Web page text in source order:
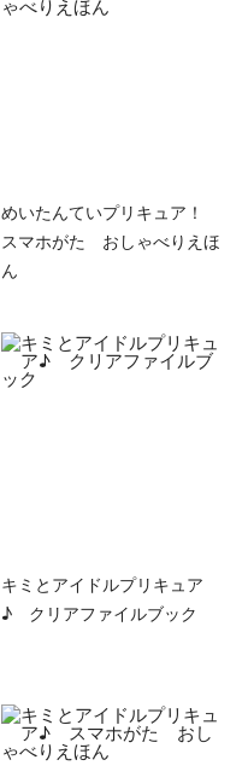
めいたんていプリキュア！
スマホがた おしゃべりえほ
ん
キミとアイドルプリキュア
♪ クリアファイルブック